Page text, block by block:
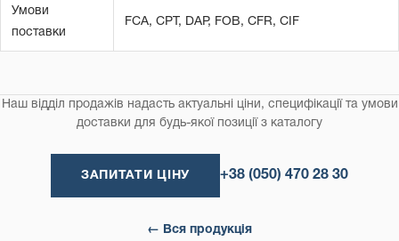
Умови
поставки
FCA, CPT, DAP, FOB, CFR, CIF
Наш відділ продажів надасть актуальні ціни, специфікації та умови
доставки для будь-якої позиції з каталогу
ЗАПИТАТИ ЦІНУ +38 (050) 470 28 30
← Вся продукція